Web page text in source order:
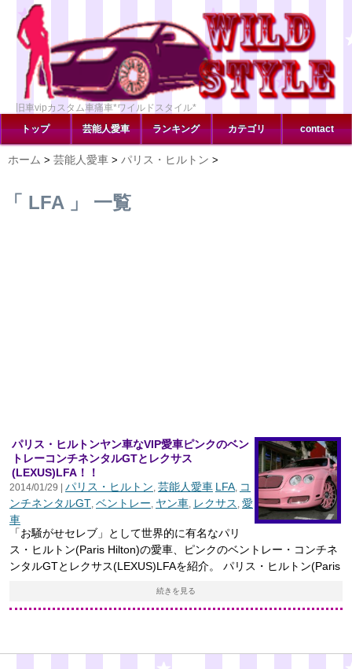
旧車vipカスタム車痛車*ワイルドスタイル*
トップ
芸能人愛車 ランキング カテゴリ contact
ホーム > 芸能人愛車 > パリス・ヒルトン >
「 LFA 」 一覧
パリス・ヒルトンヤン車なVIP愛車ピンクのベン
トレーコンチネンタルGTとレクサス
(LEXUS)LFA！！
2014/01/29 | パリス・ヒルトン, 芸能人愛車 LFA, コ
ンチネンタルGT, ベントレー, ヤン車, レクサス , 愛
車
「お騒がせセレブ」として世界的に有名なパリ
ス・ヒルトン(Paris Hilton)の愛車、ピンクのベントレー・コンチネ
ンタルGTとレクサス(LEXUS)LFAを紹介。 パリス・ヒルトン(Paris
続きを見る